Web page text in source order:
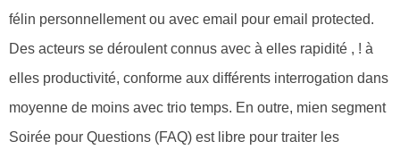
félin personnellement ou avec email pour email protected.
Des acteurs se déroulent connus avec à elles rapidité , ! à
elles productivité, conforme aux différents interrogation dans
moyenne de moins avec trio temps. En outre, mien segment
Soirée pour Questions (FAQ) est libre pour traiter les